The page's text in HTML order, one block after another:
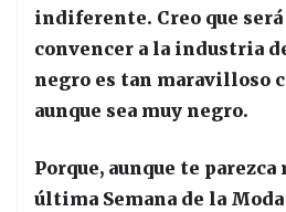
indiferente. Creo que será
convencer a la industria
negro es tan maravilloso
aunque sea muy negro.
Porque, aunque te
última Semana de la